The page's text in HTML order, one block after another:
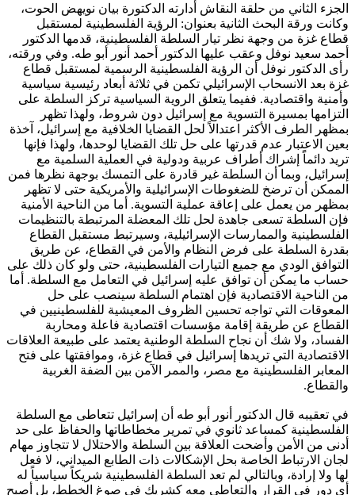
الجزء الثاني من حلقة النقاش أدارته الدكتورة بيان نويهض الحوت،
وكانت ورقة البحث الثانية بعنوان: الرؤية الفلسطينية لمستقبل
قطاع غزة من وجهة نظر تيار السلطة الفلسطينية، قدمها الدكتور
أحمد سعيد نوفل وعقب عليها الدكتور أحمد أنور أبو طه. وفي ورقته،
رأى الدكتور نوفل أن الرؤية الفلسطينية الرسمية لمستقبل قطاع
غزة بعد الانسحاب الإسرائيلي تكمن في ثلاثة أبعاد رئيسية سياسية
وأمنية واقتصادية. ففيما يتعلق الروية السياسية تركز السلطة على
التزامها بمسيرة التسوية مع إسرائيل دون شروط، ولهذا تظهر
بمظهر الطرف الأكثر اعتدالاً لحل القضايا الخلافية مع إسرائيل، آخذة
بعين الاعتبار عدم قدرتها على حل تلك القضايا لوحدها، ولهذا فإنها
تريد دائماًَ إشراك أطراف عربية ودولية في العملية السلمية مع
إسرائيل، وبما أن السلطة غير قادرة على التمسك بوجهة نظرها فمن
الممكن أن ترضخ للضغوطات الإسرائيلية والأمريكية حتى لا تظهر
بمظهر من يعمل على إعاقة عملية التسوية. أما من الناحية الأمنية
فإن السلطة تسعى جاهدة لحل تلك المعضلة المرتبطة بالتنظيمات
الفلسطينية والممارسات الإسرائيلية، وسيرتبط مستقبل القطاع
بقدرة السلطة على فرض النظام والأمن في القطاع، عن طريق
التوافق الودي مع جميع التيارات الفلسطينية، حتى ولو كان ذلك على
حساب ما يمكن أن توافق عليه إسرائيل في التعامل مع السلطة. أما
من الناحية الاقتصادية فإن اهتمام السلطة سينصب على حل
المعوقات التي تواجه تحسين الظروف المعيشية للفلسطينيين في
القطاع عن طريقة إقامة مؤسسات اقتصادية فاعلة ومحاربة
الفساد، ولا شك أن نجاح السلطة الوطنية يعتمد على طبيعة العلاقات
الاقتصادية التي تريدها إسرائيل في قطاع غزة، وموافقتها على فتح
المعابر الفلسطينية مع مصر، والممر الآمن بين الضفة الغربية
والقطاع.
في تعقيبه قال الدكتور أنور أبو طه أن إسرائيل تتعاطى مع السلطة
الفلسطينية كمساعد ثانوي في تمرير مخطاطاتها والحفاظ على حد
أدنى من الأمن وأضحت العلاقة بين السلطة والاحتلال لا تتجاوز مهام
لجان الارتباط الخاصة بحل الإشكالات ذات الطابع الميداني، لا فعل
لها ولا إرادة، وبالتالي لم تعد السلطة الفلسطينية شريكاً سياسياً له
أي دور في القرار والتعاطي معه كشريك في صوغ الخطط، بل أصبح